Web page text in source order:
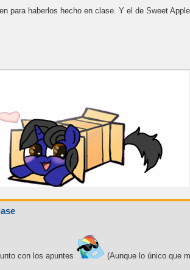
para haberlos hecho en clase. Y el de Sweet
con los apuntes (Aunque lo único que